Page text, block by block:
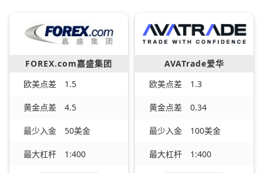
FOREX.com嘉盛集团
欧美点差
1.5
黄金点差 4.5
最少入金 50美金
最大杠杆 1:400
AVATrade爱华
欧美点差
1.3
黄金点差 0.34
最少入金 100美金
最大杠杆 1:400